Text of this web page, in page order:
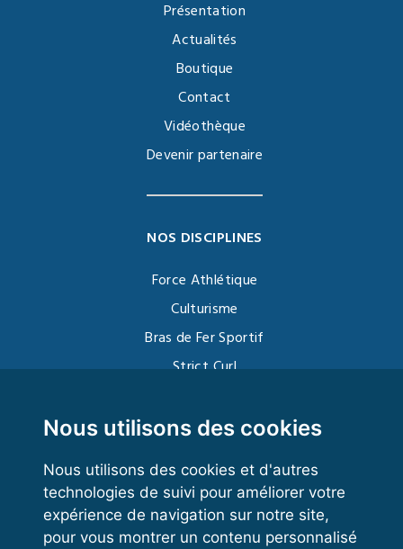
Nous utilisons des cookies
Nous utilisons des cookies et d'autres
technologies de suivi pour améliorer votre
expérience de navigation sur notre site,
pour vous montrer un contenu personnalisé
Présentation
Actualités
Boutique
Contact
Vidéothèque
Devenir partenaire
NOS DISCIPLINES
Force Athlétique
Culturisme
Bras de Fer Sportif
Strict Curl
Kettlebell
VOS ESPACES